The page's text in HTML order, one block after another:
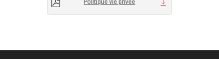
Politique vie privée